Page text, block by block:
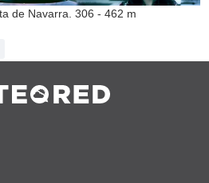
de Navarra. 306 - 462 m